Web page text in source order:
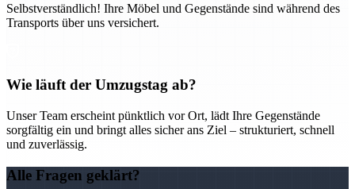
Selbstverständlich! Ihre Möbel und Gegenstände sind während des
Transports über uns versichert.
Wie läuft der Umzugstag ab?
Unser Team erscheint pünktlich vor Ort, lädt Ihre Gegenstände
sorgfältig ein und bringt alles sicher ans Ziel – strukturiert, schnell
und zuverlässig.
Alle Fragen geklärt?